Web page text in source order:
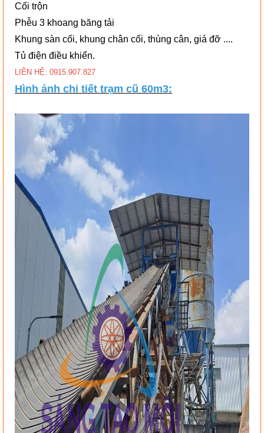
Cối trộn
Phễu 3 khoang băng tải
Khung sàn cối, khung chân cối, thùng cân, giá đỡ ....
Tủ điện điều khiển.
LIÊN HỆ: 0915.907.827
Hình ảnh chi tiết trạm cũ 60m3: